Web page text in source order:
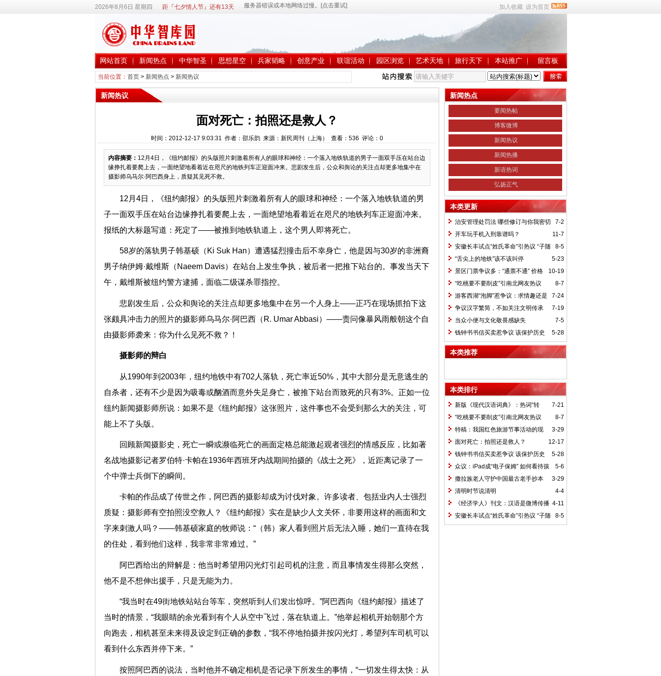
2026年8月6日 星期四 距『七夕情人节』还有13天 加入收藏 设为首页
网站首页 新闻热点 中华智圣 思想星空 兵家韬略 创意产业 联谊活动 园区浏览 艺术天地 旅行天下 本站推广 留言板
当前位置： 首页> 新闻热点 > 新闻热议
新闻热议
面对死亡：拍照还是救人？
时间：2012-12-17 9:03:31 作者：邵乐韵 来源：新民周刊（上海） 查看： 536 评论： 0
内容摘要： 12月4日，《纽约邮报》的头版照片刺激着所有人的眼球和神经：一个落入地铁轨道的男子一面双手压在站台边
缘挣扎着要爬上去，一面绝望地看着近在咫尺的地铁列车正迎面冲来。悲剧发生后，公众和舆论的关注点却更多地集中在
摄影师乌马尔·阿巴西身上，质疑其见死不救。
12月4日，《纽约邮报》的头版照片刺激着所有人的眼球和神经：一个落入地铁轨道的男
子一面双手压在站台边缘挣扎着要爬上去，一面绝望地看着近在咫尺的地铁列车正迎面冲来。
报纸的大标题写道：死定了——被推到地铁轨道上，这个男人即将死亡。
58岁的落轨男子韩基硕（Ki Suk Han）遭遇猛烈撞击后不幸身亡，他是因与30岁的非洲裔
男子纳伊姆·戴维斯（Naeem Davis）在站台上发生争执，被后者一把推下站台的。事发当天下
午，戴维斯被纽约警方逮捕，面临二级谋杀罪指控。
悲剧发生后，公众和舆论的关注点却更多地集中在另一个人身上——正巧在现场抓拍下这
张颇具冲击力的照片的摄影师乌马尔·阿巴西（R. Umar Abbasi）——责问像暴风雨般朝这个自
由摄影师袭来：你为什么见死不救？！
摄影师的辩白
从1990年到2003年，纽约地铁中有702人落轨，死亡率近50%，其中大部分是无意逃生的
自杀者，还有不少是因为吸毒或酗酒而意外失足身亡，被推下站台而致死的只有3%。正如一位
纽约新闻摄影师所说：如果不是《纽约邮报》这张照片，这件事也不会受到那么大的关注，可
能上不了头版。
回顾新闻摄影史，死亡一瞬或濒临死亡的画面定格总能激起观者强烈的情感反应，比如著
名战地摄影记者罗伯特·卡帕在1936年西班牙内战期间拍摄的《战士之死》，近距离记录了一
个中弹士兵倒下的瞬间。
卡帕的作品成了传世之作，阿巴西的摄影却成为讨伐对象。许多读者、包括业内人士强烈
质疑：摄影师有空拍照没空救人？《纽约邮报》实在是缺少人文关怀，非要用这样的画面和文
字来刺激人吗？——韩基硕家庭的牧师说：“（韩）家人看到照片后无法入睡，她们一直待在我
的住处，看到他们这样，我非常非常难过。”
阿巴西给出的辩解是：他当时希望用闪光灯引起司机的注意，而且事情发生得那么突然，
他不是不想伸出援手，只是无能为力。
“我当时在49街地铁站站台等车，突然听到人们发出惊呼。”阿巴西向《纽约邮报》描述了
当时的情景，“我眼睛的余光看到有个人从空中飞过，落在轨道上。”他举起相机开始朝那个方
向跑去，相机甚至未来得及设定到正确的参数，“我不停地拍摄并按闪光灯，希望列车司机可以
看到什么东西并停下来。”
按照阿巴西的说法，当时他并不确定相机是否记录下所发生的事情，“一切发生得太快：从
新闻热点
要闻热帖
博客微博
新闻热议
新闻热播
新语热词
弘扬正气
本类更新
7-2
治安管理处罚法 哪些修订与你我密切
相关（法治聚焦）
11-7
开车玩手机入刑靠谱吗？
8-5
安徽长丰试点“姓氏革命”引热议 “子随
母姓”奖千元
5-23
“舌尖上的地铁”该不该叫停
10-19
景区门票争议多：“通票不通” 价格
随意上涨
8-7
“吃桃要不要削皮”引南北网友热议
7-24
游客西湖“泡脚”惹争议：求情趣还是
低素质？
7-19
争议汉字繁简，不如关注文明传承
7-5
当众小便与文化敬畏感缺失
5-28
钱钟书书信买卖惹争议 该保护历史
还是该保护隐私?
本类推荐
本类排行
7-21
新版《现代汉语词典》：热词“转
正”标准存争议
8-7
“吃桃要不要削皮”引南北网友热议
3-29
特稿：我国红色旅游节事活动的现
状、问题与对策
12-17
面对死亡：拍照还是救人？
5-28
钱钟书书信买卖惹争议 该保护历史
还是该保护隐私?
5-6
众议：iPad成“电子保姆” 如何看待孩
子成“触屏一代”
3-29
撒拉族老人守护中国最古老手抄本
《古兰经》
4-4
清明时节说清明
4-11
《经济学人》刊文：汉语是微博传播
的最佳语言
8-5
安徽长丰试点“姓氏革命”引热议 “子随